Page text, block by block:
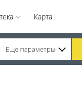
Карта
Еще параметры